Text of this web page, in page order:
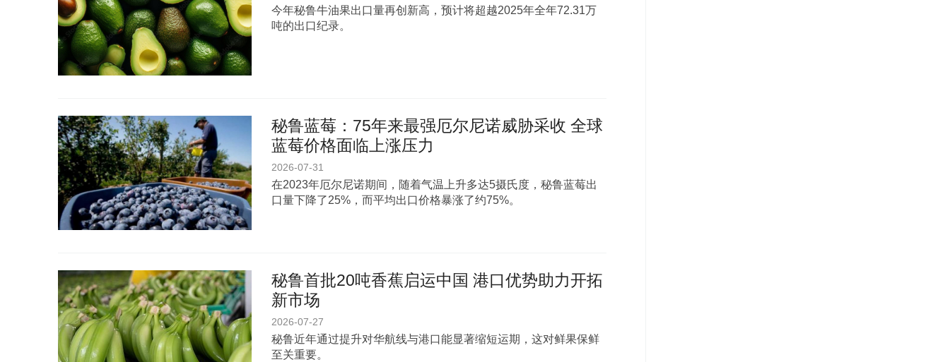
今年秘鲁牛油果出口量再创新高，预计将超越2025年全年72.31万
吨的出口纪录。
秘鲁蓝莓：75年来最强厄尔尼诺威胁采收 全球
蓝莓价格面临上涨压力
2026-07-31
在2023年厄尔尼诺期间，随着气温上升多达5摄氏度，秘鲁蓝莓出
口量下降了25%，而平均出口价格暴涨了约75%。
秘鲁首批20吨香蕉启运中国 港口优势助力开拓
新市场
2026-07-27
秘鲁近年通过提升对华航线与港口能显著缩短运期，这对鲜果保鲜
至关重要。